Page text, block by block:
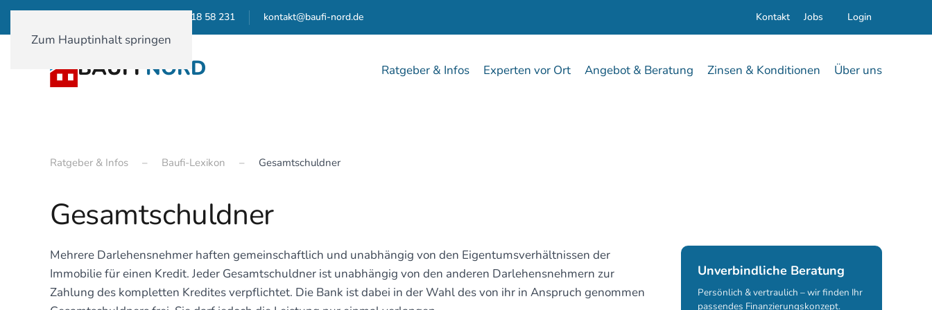
Zum Hauptinhalt springen
01590-18 58 231 kontakt@baufi-nord.de Kontakt Jobs Login
BAUFI NORD Ratgeber & Infos Experten vor Ort Angebot & Beratung Zinsen & Konditionen Über uns
Ratgeber & Infos Baufi-Lexikon Gesamtschuldner
Gesamtschuldner
Mehrere Darlehensnehmer haften gemeinschaftlich und unabhängig von den Eigentumsverhältnissen der
Immobilie für einen Kredit. Jeder Gesamtschuldner ist unabhängig von den anderen Darlehensnehmern zur
Zahlung des kompletten Kredites verpflichtet. Die Bank ist dabei in der Wahl des von ihr in Anspruch genommen
Unverbindliche Beratung
Persönlich & vertraulich – wir finden Ihr
passendes Finanzierungskonzept.